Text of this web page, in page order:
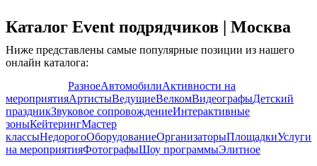
Каталог Event подрядчиков | Москва
Ниже представлены самые популярные позиции из нашего
онлайн каталога:
РазноеАвтомобилиАктивности на
мероприятияАртистыВедущиеВелкомВидеографыДетский
праздникЗвуковое сопровождениеИнтерактивные
зоныКейтерингМастер
классыНедорогоОборудованиеОрганизаторыПлощадкиУслуги
на мероприятияФотографыШоу программыЭлитное